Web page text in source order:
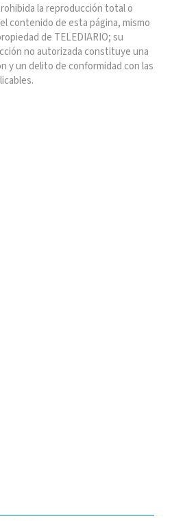
la reproducción total o
contenido de esta página, mismo
de TELEDIARIO; su
no autorizada constituye una
y un delito de conformidad con las